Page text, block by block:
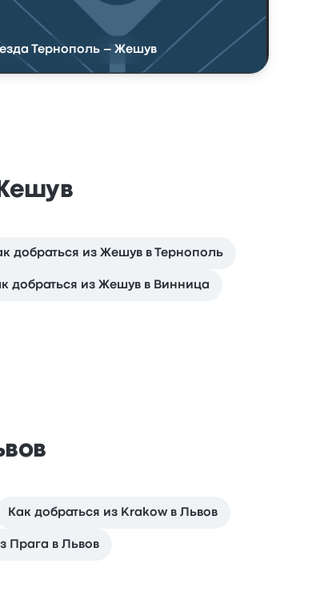
Тернополь – Жешув
добраться из Жешув в Тернополь
добраться из Жешув в Винница
Как добраться из Krakow в Львов
Прага в Львов